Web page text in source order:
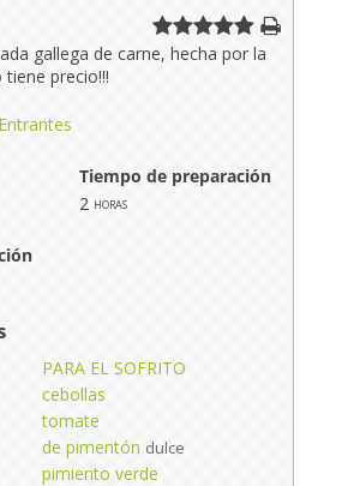
gallega de carne, hecha por la
precio!!!
Entrantes
Tiempo de preparación
2 horas
PARA EL SOFRITO
cebollas
tomate
de pimentón dulce
pimiento verde